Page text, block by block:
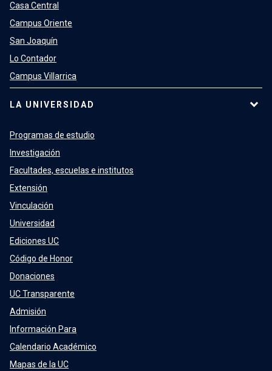
Casa Central
Campus Oriente
San Joaquín
Lo Contador
Campus Villarrica
LA UNIVERSIDAD
Programas de estudio
Investigación
Facultades, escuelas e institutos
Extensión
Vinculación
Universidad
Ediciones UC
Código de Honor
Donaciones
UC Transparente
Admisión
Información Para
Calendario Académico
Mapas de la UC